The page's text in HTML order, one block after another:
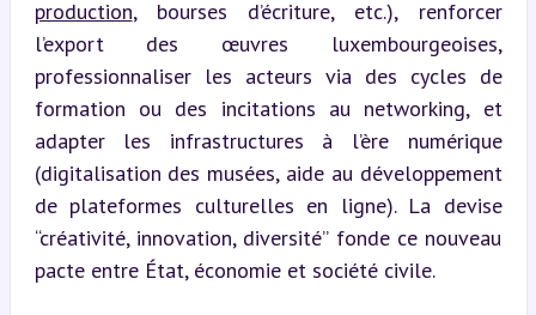
production, bourses d’écriture, etc.), renforcer
l’export des œuvres luxembourgeoises,
professionnaliser les acteurs via des cycles de
formation ou des incitations au networking, et
adapter les infrastructures à l’ère numérique
(digitalisation des musées, aide au développement
de plateformes culturelles en ligne). La devise
“créativité, innovation, diversité” fonde ce nouveau
pacte entre État, économie et société civile.